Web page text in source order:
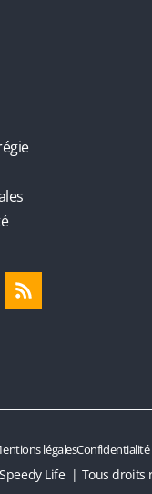
Life | Tous droits
légalesConfidentialité